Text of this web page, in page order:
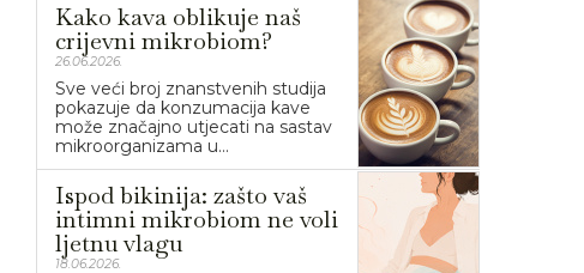
Kako kava oblikuje naš
crijevni mikrobiom?
26.06.2026.
Sve veći broj znanstvenih studija
pokazuje da konzumacija kave
može značajno utjecati na sastav
mikroorganizama u...
Ispod bikinija: zašto vaš
intimni mikrobiom ne voli
ljetnu vlagu
18.06.2026.